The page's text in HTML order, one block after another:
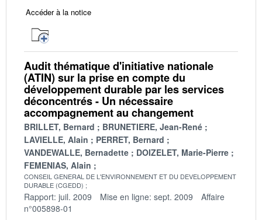
Accéder à la notice
Audit thématique d'initiative nationale
(ATIN) sur la prise en compte du
développement durable par les services
déconcentrés - Un nécessaire
accompagnement au changement
BRILLET, Bernard
BRUNETIERE, Jean-René
LAVIELLE, Alain
PERRET, Bernard
VANDEWALLE, Bernadette
DOIZELET, Marie-Pierre
FEMENIAS, Alain
CONSEIL GENERAL DE L'ENVIRONNEMENT ET DU DEVELOPPEMENT
DURABLE (CGEDD)
Rapport: juil. 2009 Mise en ligne: sept. 2009
Affaire
n°005898-01